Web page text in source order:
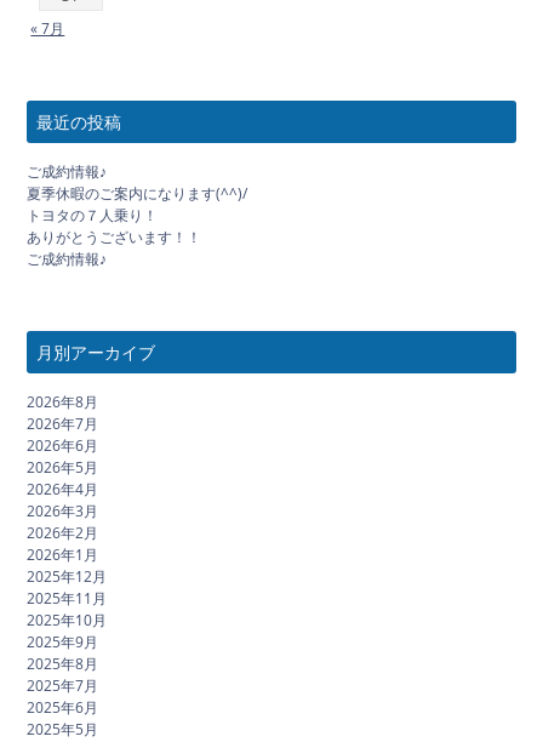
« 7月
最近の投稿
ご成約情報♪
夏季休暇のご案内になります(^^)/
トヨタの７人乗り！
ありがとうございます！！
ご成約情報♪
月別アーカイブ
2026年8月
2026年7月
2026年6月
2026年5月
2026年4月
2026年3月
2026年2月
2026年1月
2025年12月
2025年11月
2025年10月
2025年9月
2025年8月
2025年7月
2025年6月
2025年5月